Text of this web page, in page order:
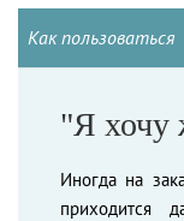
Как пользоваться
"Я хочу
Иногда на
приходится